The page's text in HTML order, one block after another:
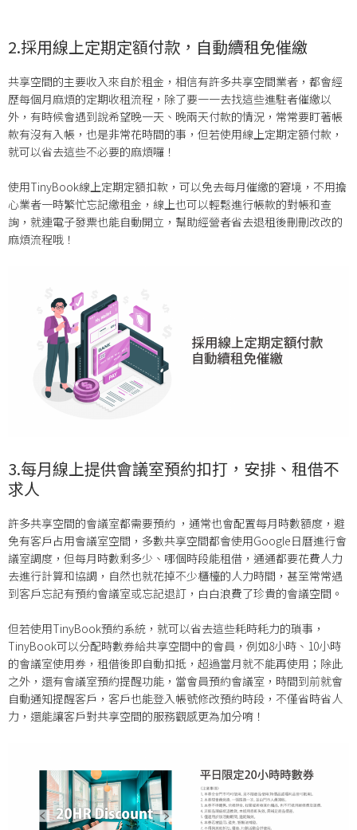
2.採用線上定期定額付款，自動續租免催繳
共享空間的主要收入來自於租金，相信有許多共享空間業者，都會經
歷每個月麻煩的定期收租流程，除了要一一去找這些進駐者催繳以
外，有時候會遇到說希望晚一天、晚兩天付款的情況，常常要盯著帳
款有沒有入帳，也是非常花時間的事，但若使用線上定期定額付款，
就可以省去這些不必要的麻煩囉！
使用TinyBook線上定期定額扣款，可以免去每月催繳的窘境，不用擔
心業者一時繁忙忘記繳租金，線上也可以輕鬆進行帳款的對帳和查
詢，就連電子發票也能自動開立，幫助經營者省去退租後刪刪改改的
麻煩流程哦！
3.每月線上提供會議室預約扣打，安排、租借不
求人
許多共享空間的會議室都需要預約 ，通常也會配置每月時數額度，避
免有客戶占用會議室空間，多數共享空間都會使用Google日曆進行會
議室調度，但每月時數剩多少、哪個時段能租借，通通都要花費人力
去進行計算和協調，自然也就花掉不少櫃檯的人力時間，甚至常常遇
到客戶忘記有預約會議室或忘記退訂，白白浪費了珍貴的會議空間。
但若使用TinyBook預約系統，就可以省去這些耗時耗力的瑣事，
TinyBook可以分配時數券給共享空間中的會員，例如8小時、10小時
的會議室使用券，租借後即自動扣抵，超過當月就不能再使用；除此
之外，還有會議室預約提醒功能，當會員預約會議室，時間到前就會
自動通知提醒客戶，客戶也能登入帳號修改預約時段，不僅省時省人
力，還能讓客戶對共享空間的服務觀感更為加分唷！